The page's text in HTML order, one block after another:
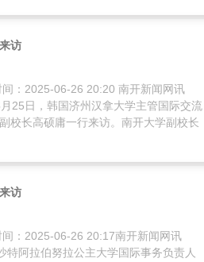
访
：2025-06-26 20:20 南开新闻网讯
25日，韩国济州汉拿大学主管国际交流
校长高硕庸一行来访。南开大学副校长
访
：2025-06-26 20:17南开新闻网讯
特阿拉伯努拉公主大学国际事务负责人